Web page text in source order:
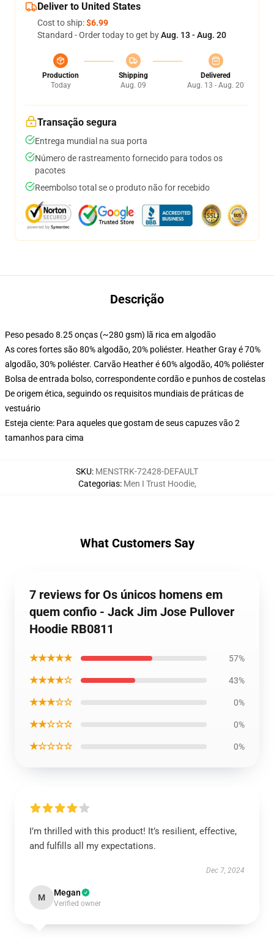
Deliver to United States
Cost to ship:$6.99
Standard - Order today to get byAug. 13 - Aug. 20
Production
Today
Shipping
Aug. 09
Delivered
Aug. 13 - Aug. 20
Transação segura
Entrega mundial na sua porta
Número de rastreamento fornecido para todos os
pacotes
Reembolso total se o produto não for recebido
Descrição
Peso pesado 8.25 onças (~280 gsm) lã rica em algodão
As cores fortes são 80% algodão, 20% poliéster. Heather Gray é 70%
algodão, 30% poliéster. Carvão Heather é 60% algodão, 40% poliéster
Bolsa de entrada bolso, correspondente cordão e punhos de costelas
De origem ética, seguindo os requisitos mundiais de práticas de
vestuário
Esteja ciente: Para aqueles que gostam de seus capuzes vão 2
tamanhos para cima
SKU: MENSTRK-72428-DEFAULT
Categorias: Men I Trust Hoodie,
What Customers Say
7 reviews for Os únicos homens em
quem confio - Jack Jim Jose Pullover
Hoodie RB0811
★★★★★ 57%
★★★★☆ 43%
★★★☆☆ 0%
★★☆☆☆ 0%
★☆☆☆☆ 0%
I’m thrilled with this product! It’s resilient, effective,
and fulfills all my expectations.
Dec 7, 2024
M Megan
Verified owner